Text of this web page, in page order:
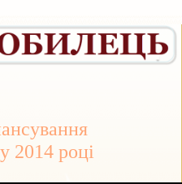
2014 році